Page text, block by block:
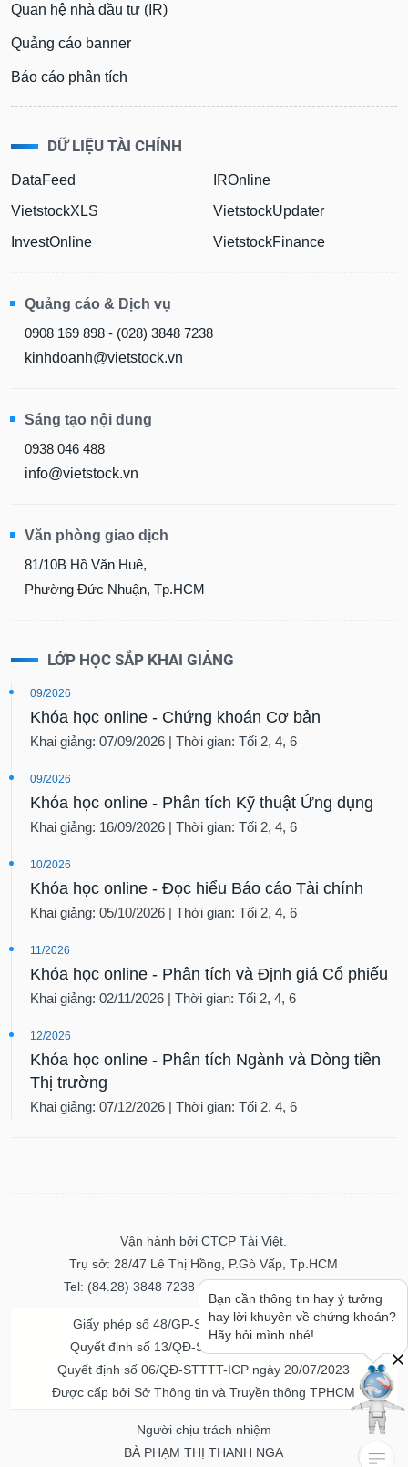
Quan hệ nhà đầu tư (IR)
Quảng cáo banner
Báo cáo phân tích
DỮ LIỆU TÀI CHÍNH
DataFeed
VietstockXLS
InvestOnline
IROnline
VietstockUpdater
VietstockFinance
Quảng cáo & Dịch vụ
0908 169 898 - (028) 3848 7238
kinhdoanh@vietstock.vn
Sáng tạo nội dung
0938 046 488
info@vietstock.vn
Văn phòng giao dịch
81/10B Hồ Văn Huê,
Phường Đức Nhuận, Tp.HCM
LỚP HỌC SẮP KHAI GIẢNG
09/2026
Khóa học online - Chứng khoán Cơ bản
Khai giảng: 07/09/2026 | Thời gian: Tối 2, 4, 6
09/2026
Khóa học online - Phân tích Kỹ thuật Ứng dụng
Khai giảng: 16/09/2026 | Thời gian: Tối 2, 4, 6
10/2026
Khóa học online - Đọc hiểu Báo cáo Tài chính
Khai giảng: 05/10/2026 | Thời gian: Tối 2, 4, 6
11/2026
Khóa học online - Phân tích và Định giá Cổ phiếu
Khai giảng: 02/11/2026 | Thời gian: Tối 2, 4, 6
12/2026
Khóa học online - Phân tích Ngành và Dòng tiền
Thị trường
Khai giảng: 07/12/2026 | Thời gian: Tối 2, 4, 6
Vận hành bởi CTCP Tài Việt.
Trụ sở: 28/47 Lê Thị Hồng, P.Gò Vấp, Tp.HCM
Tel: (84.28) 3848 7238 - Fax: (84.28) 3848 7237
Giấy phép số 48/GP-STTTT ngày 04/11/2016
Quyết định số 13/QĐ-STTTT ngày 02/11/2017
Quyết định số 06/QĐ-STTTT-ICP ngày 20/07/2023
Được cấp bởi Sở Thông tin và Truyền thông TPHCM
Người chịu trách nhiệm
BÀ PHẠM THỊ THANH NGA
Bạn cần thông tin hay ý tưởng
hay lời khuyên về chứng khoán?
Hãy hỏi mình nhé!